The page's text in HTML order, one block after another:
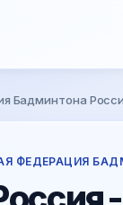
Бадминтона
ФЕДЕРАЦИЯ